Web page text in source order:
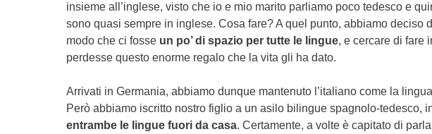
insieme all’inglese, visto che io e mio marito parliamo poco tedesco e
sono quasi sempre in inglese. Cosa fare? A quel punto, abbiamo deciso
modo che ci fosse un po’ di spazio per tutte le lingue, e cercare di fare
perdesse questo enorme regalo che la vita gli ha dato.
Arrivati in Germania, abbiamo dunque mantenuto l’italiano come la
Però abbiamo iscritto nostro figlio a un asilo bilingue spagnolo-tedesco,
entrambe le lingue fuori da casa. Certamente, a volte è capitato di